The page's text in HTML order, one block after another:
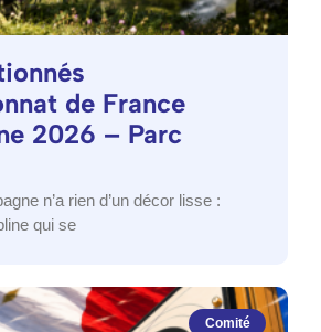
de France
2026 – Parc
n’a rien d’un décor lisse :
qui se
Comité